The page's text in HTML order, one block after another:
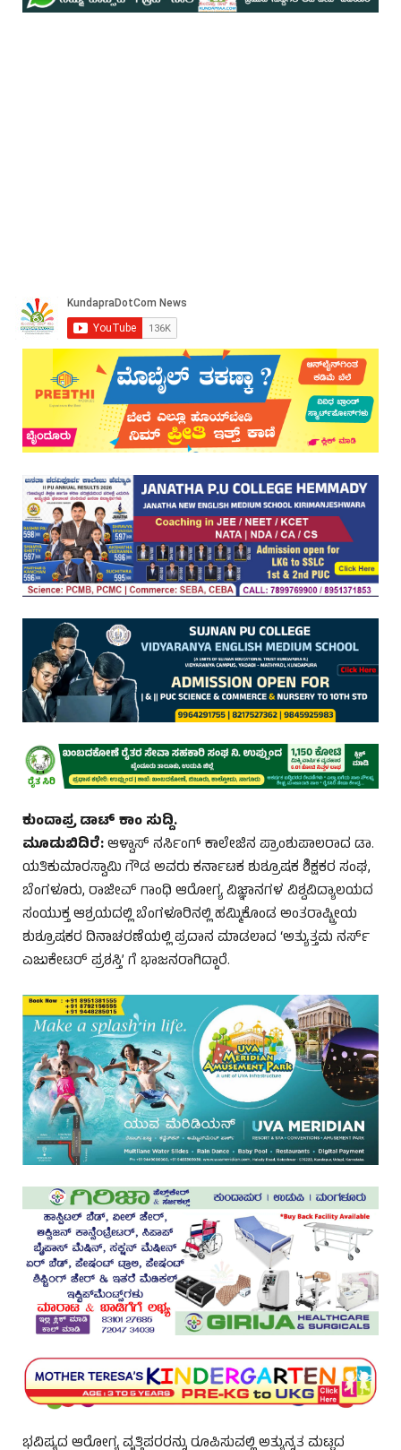
ಕುಂದಾಪ್ರ ಡಾಟ್‌ ಕಾಂ ಸುದ್ದಿ.
ಮೂಡುಬಿದಿರೆ:ಆಳ್ವಾಸ್ ನರ್ಸಿಂಗ್ ಕಾಲೇಜಿನ ಪ್ರಾಂಶುಪಾಲರಾದ ಡಾ.
ಯತಿಕುಮಾರಸ್ವಾಮಿ ಗೌಡ ಅವರು ಕರ್ನಾಟಕ ಶುಶ್ರೂಷಕ ಶಿಕ್ಷಕರ ಸಂಘ,
ಬೆಂಗಳೂರು, ರಾಜೀವ್ ಗಾಂಧಿ ಆರೋಗ್ಯ ವಿಜ್ಞಾನಗಳ ವಿಶ್ವವಿದ್ಯಾಲಯದ
ಸಂಯುಕ್ತ ಆಶ್ರಯದಲ್ಲಿ ಬೆಂಗಳೂರಿನಲ್ಲಿ ಹಮ್ಮಿಕೊಂಡ ಅಂತರಾಷ್ಟ್ರೀಯ
ಶುಶ್ರೂಷಕರ ದಿನಾಚರಣೆಯಲ್ಲಿ ಪ್ರದಾನ ಮಾಡಲಾದ ‘ಅತ್ಯುತ್ತಮ ನರ್ಸ್
ಎಜುಕೇಟರ್ ಪ್ರಶಸ್ತಿ’ ಗೆ ಭಾಜನರಾಗಿದ್ದಾರೆ.
ಭವಿಷ್ಯದ ಆರೋಗ್ಯ ವೃತ್ತಿಪರರನ್ನು ರೂಪಿಸುವಲ್ಲಿ ಅತ್ಯುನ್ನತ ಮಟ್ಟದ